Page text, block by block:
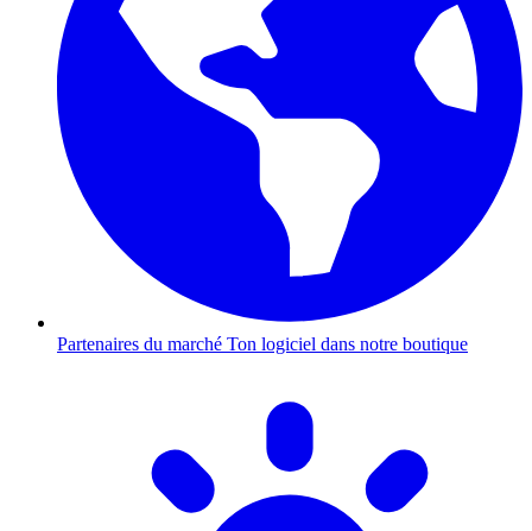
Partenaires du marché Ton logiciel dans notre boutique